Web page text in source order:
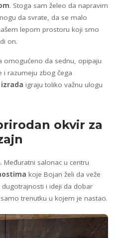
. Stoga sam želeo da napravim
da svrate, da se malo
lepom prostoru koji smo
on.
omogućeno da sednu, opipaju
i razumeju zbog čega
igraju toliko važnu ulogu
okvir za
salonac u centru
koje Bojan želi da veže
i ideji da dobar
trenutku u kojem je nastao.